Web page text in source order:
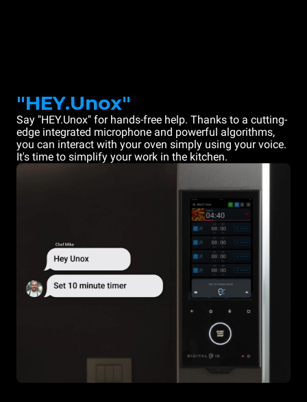
"HEY.Unox"
Say "HEY.Unox" for hands-free help. Thanks to a cutting-
edge integrated microphone and powerful algorithms,
you can interact with your oven simply using your voice.
It's time to simplify your work in the kitchen.